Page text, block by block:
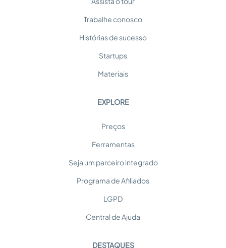
Trabalhe conosco
Histórias de sucesso
Startups
Materiais
EXPLORE
Preços
Ferramentas
Seja um parceiro integrado
Programa de Afiliados
LGPD
Central de Ajuda
DESTAQUES